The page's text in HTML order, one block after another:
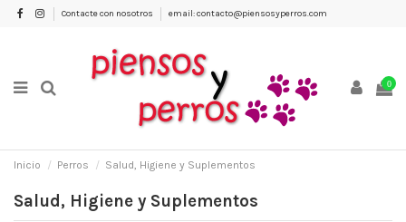
Contacte con nosotros email: contacto@piensosyperros.com
0
Inicio Perros Salud, Higiene y Suplementos
Salud, Higiene y Suplementos